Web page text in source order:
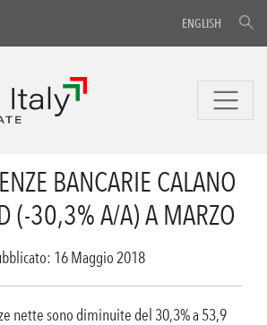
ENGLISH
BANCARIE CALANO
(-30,3% A/A) A MARZO
16 Maggio 2018
nette sono diminuite del 30,3% a 53,9